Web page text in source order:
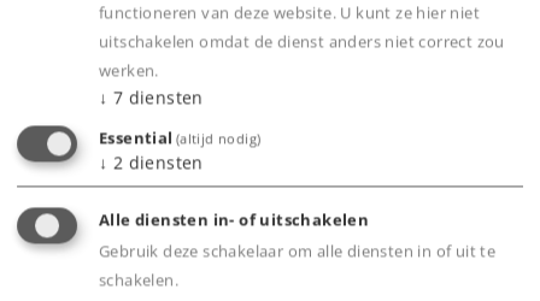
Art.-No. 43438
Uitbreidingsset 2 voor de TGV INOUI
259,00 €
Nog niet leverbaar.
Spoor H0 Tijdperk VI Reizigersrijtuigensets
functioneren van deze website. U kunt ze hier niet
uitschakelen omdat de dienst anders niet correct zou
werken.
↓ 7 diensten
Essential (altijd nodig)
↓ 2 diensten
Alle diensten in- of uitschakelen
Gebruik deze schakelaar om alle diensten in of uit te
schakelen.